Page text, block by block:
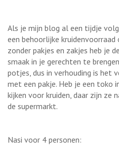
Als je mijn blog al een tijdje
een behoorlijke
zonder pakjes en zakjes heb je
smaak in je gerechten te
potjes, dus in verhouding is het
met een pakje. Heb je een toko
kijken voor kruiden, daar zijn ze
de supermarkt.
Nasi voor 4 personen: